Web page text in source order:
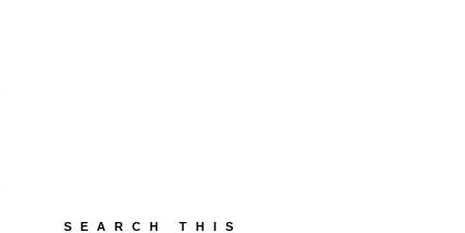
SEARCH THIS